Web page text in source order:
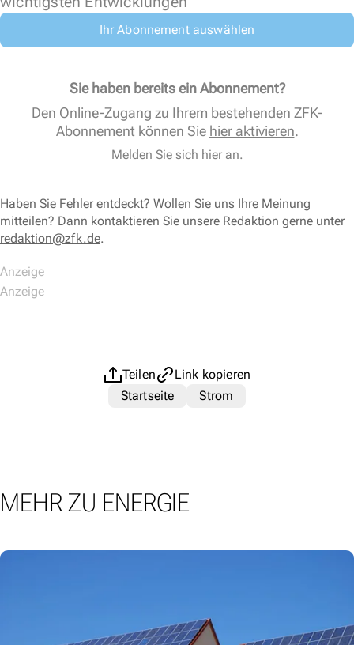
Ihr Abonnement auswählen
Sie haben bereits ein Abonnement?
Den Online-Zugang zu Ihrem bestehenden ZFK-
Abonnement können Sie hier aktivieren.
Melden Sie sich hier an.
Haben Sie Fehler entdeckt? Wollen Sie uns Ihre Meinung
mitteilen? Dann kontaktieren Sie unsere Redaktion gerne unter
redaktion@zfk.de.
Teilen
Link kopieren
Startseite
Strom
MEHR ZU ENERGIE